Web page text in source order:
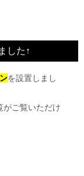
した↑
を設置しまし
がご覧いただけ